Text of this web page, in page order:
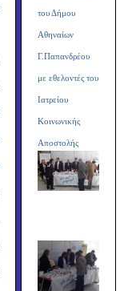
του Δήμου
Αθηναίων
Γ.Παπανδρέου
με εθελοντές του
Ιατρείου
Κοινωνικής
Αποστολής